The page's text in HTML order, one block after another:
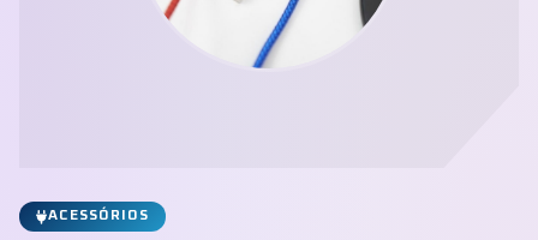
ACESSÓRIOS